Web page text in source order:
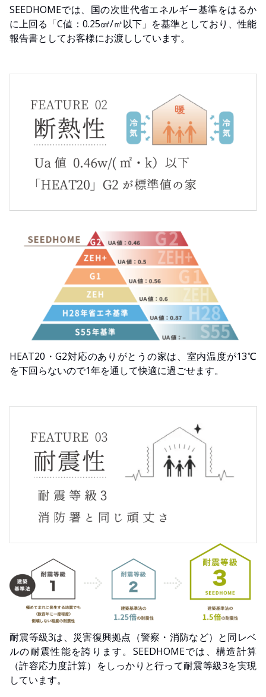
SEEDHOMEでは、国の次世代省エネルギー基準をはるか
に上回る「C値：0.25㎠/㎡以下」を基準としており、性能
報告書としてお客様にお渡ししています。
HEAT20・G2対応のありがとうの家は、室内温度が13℃
を下回らないので1年を通して快適に過ごせます。
耐震等級3は、災害復興拠点（警察・消防など）と同レベ
ルの耐震性能を誇ります。SEEDHOMEでは、構造計算
（許容応力度計算）をしっかりと行って耐震等級3を実現
しています。